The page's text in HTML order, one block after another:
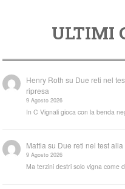
ULTIMI
Henry Roth su Due reti nel
ripresa
9 Agosto 2026
In C Vignali gioca con la benda
Mattia su Due reti nel test
9 Agosto 2026
Ma terzini destri solo vigna come